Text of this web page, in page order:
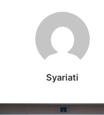
Syariati